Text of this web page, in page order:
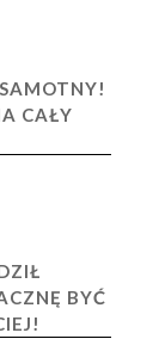
CAŁY
BYĆ